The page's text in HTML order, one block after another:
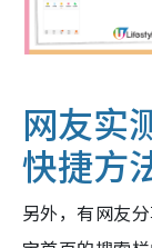
网友实
快捷方
另外，有网友